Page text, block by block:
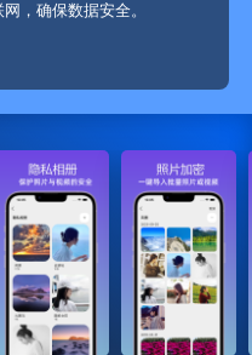
，确保数据安全。